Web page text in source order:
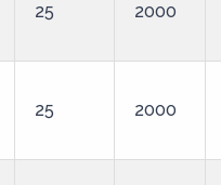
25 2000
25 2000